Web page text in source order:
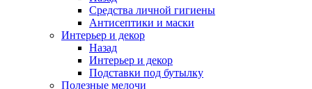
Средства личной гигиены
Антисептики и маски
Интерьер и декор
Назад
Интерьер и декор
Подставки под бутылку
Полезные мелочи